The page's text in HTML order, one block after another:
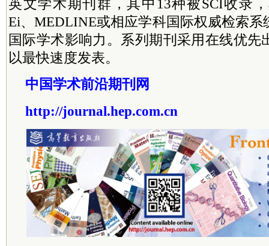
英文学术期刊群，其中13种被SCI收录
Ei、MEDLINE或相应学科国际权威检索系
国际学术影响力。系列期刊采用在线优先
以最快速度发表。
中国学术前沿期刊网
http://journal.hep.com.cn